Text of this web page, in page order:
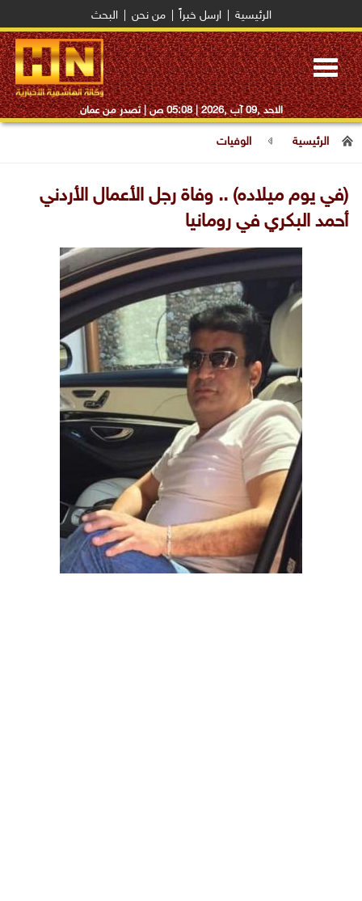
الرئيسية ارسل خبراً من نحن البحث
Toggle
navigation
الاحد ,09 آب ,2026 | 05:08 ص | تصدر من عمان
الرئيسية الوفيات
(في يوم ميلاده) .. وفاة رجل الأعمال الأردني
أحمد البكري في رومانيا